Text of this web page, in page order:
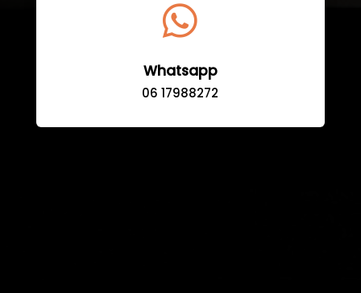

Whatsapp
06 17988272